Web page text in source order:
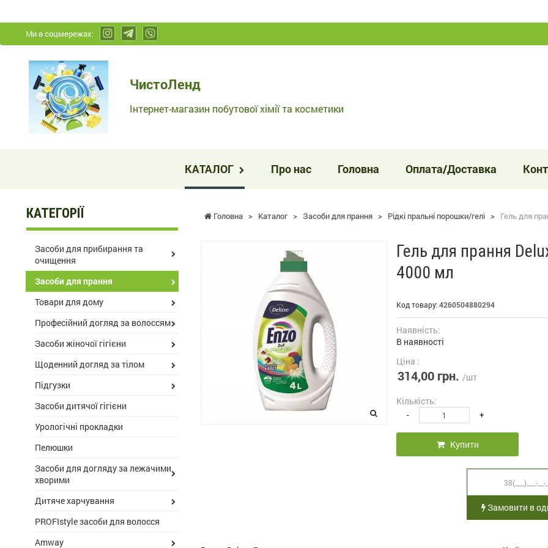
Ми в соцмережах:
ЧистоЛенд
-
Інтернет-
магазин
косметики
ЧистоЛенд
Інтернет-магазин побутової хімії та косметики
КАТАЛОГ Про нас Головна Оплата/Доставка
Головна > Каталог > Засоби для прання > Рідкі пральні порошки/гелі > Гель для
Гель для прання
4000 мл
Код товару: 4260504880294
Наявність:
В наявності
Ціна :
314,00 грн. /шт
Кількість:
- +
Купити
Замовити в
КАТЕГОРІЇ
Засоби для прибирання та
очищення
Засоби для прання
Товари для дому
Професійний догляд за волоссям
Засоби жіночої гігієни
Щоденний догляд за тілом
Підгузки
Засоби дитячої гігієни
Урологічні прокладки
Пелюшки
Засоби для догляду за лежачими
хворими
Дитяче харчування
PROFIstyle засоби для волосся
Amway